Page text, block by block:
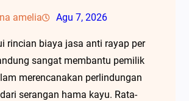
amelia Agu 7, 2026
rincian biaya jasa anti rayap per
sangat membantu pemilik
merencanakan perlindungan
serangan hama kayu. Rata-